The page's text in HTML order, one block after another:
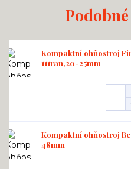
Kompaktní ohňostroj
111ran,20-25mm
Kompaktní ohňostroj
48mm